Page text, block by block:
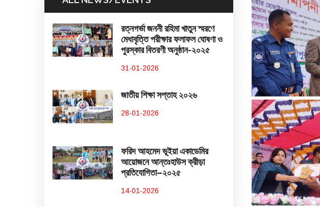
রত্নগর্ভা জননী রহিমা খাতুন স্মরণে
মেধাবৃত্তি পরীক্ষার ফলাফল ঘোষণা ও
পুরস্কার বিতরণী অনুষ্ঠান-২০২৫
31-01-2026
জাতীয় শিক্ষা সপ্তাহ ২০২৬
28-01-2026
ফরিদ আহমেদ ভূইয়া একাডেমির
আয়োজনে আন্তঃহাউস ক্রীড়া
প্রতিযোগিতা–২০২৫
14-01-2026